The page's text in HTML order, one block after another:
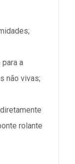
a
não vivas;
rolante